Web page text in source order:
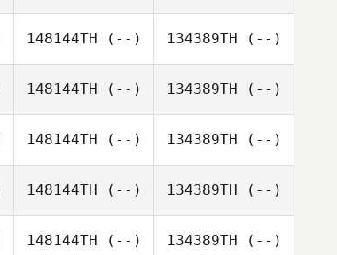
148144TH (--) 134389TH (--)
148144TH (--) 134389TH (--)
148144TH (--) 134389TH (--)
148144TH (--) 134389TH (--)
148144TH (--) 134389TH (--)